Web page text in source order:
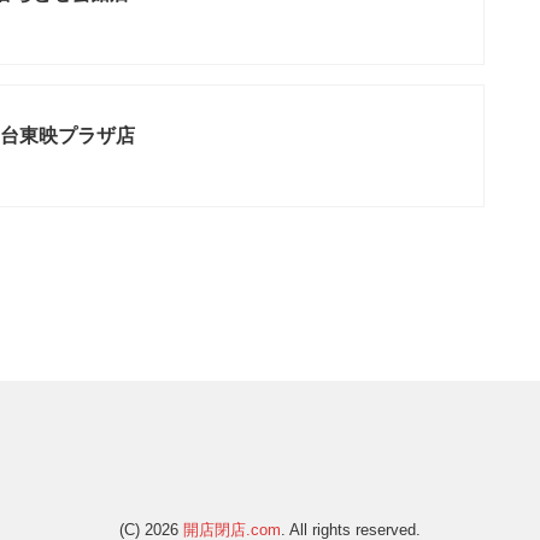
東映プラザ店
(C) 2026 開店閉店.com . All rights reserved.